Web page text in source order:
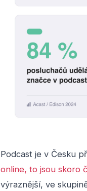
Podcast je v Česku
online, to jsou skoro
výraznější, ve